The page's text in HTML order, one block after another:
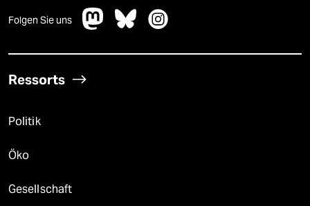
Folgen Sie uns
Ressorts
Politik
Öko
Gesellschaft